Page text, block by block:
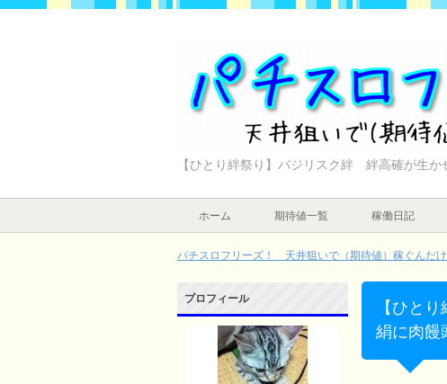
【ひとり絆祭り】バジリスク絆 絆高確が生か
ホーム 期待値一覧 稼働日記
パチスロフリーズ！ 天井狙いで（期待値）稼ぐんだ
【ひと
絹に肉饅
プロフィール